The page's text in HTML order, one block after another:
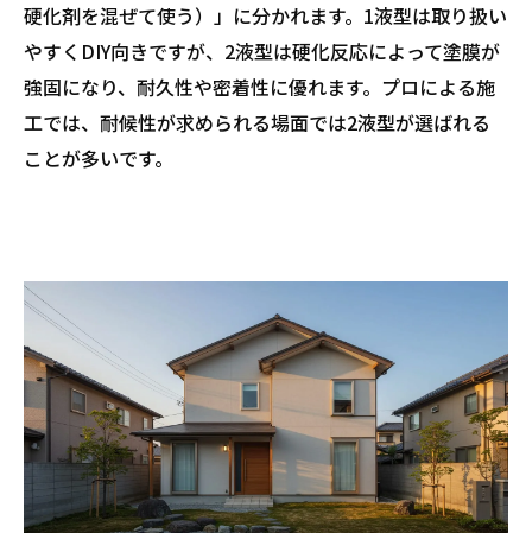
硬化剤を混ぜて使う）」に分かれます。1液型は取り扱い
やすくDIY向きですが、2液型は硬化反応によって塗膜が
強固になり、耐久性や密着性に優れます。プロによる施
工では、耐候性が求められる場面では2液型が選ばれる
ことが多いです。